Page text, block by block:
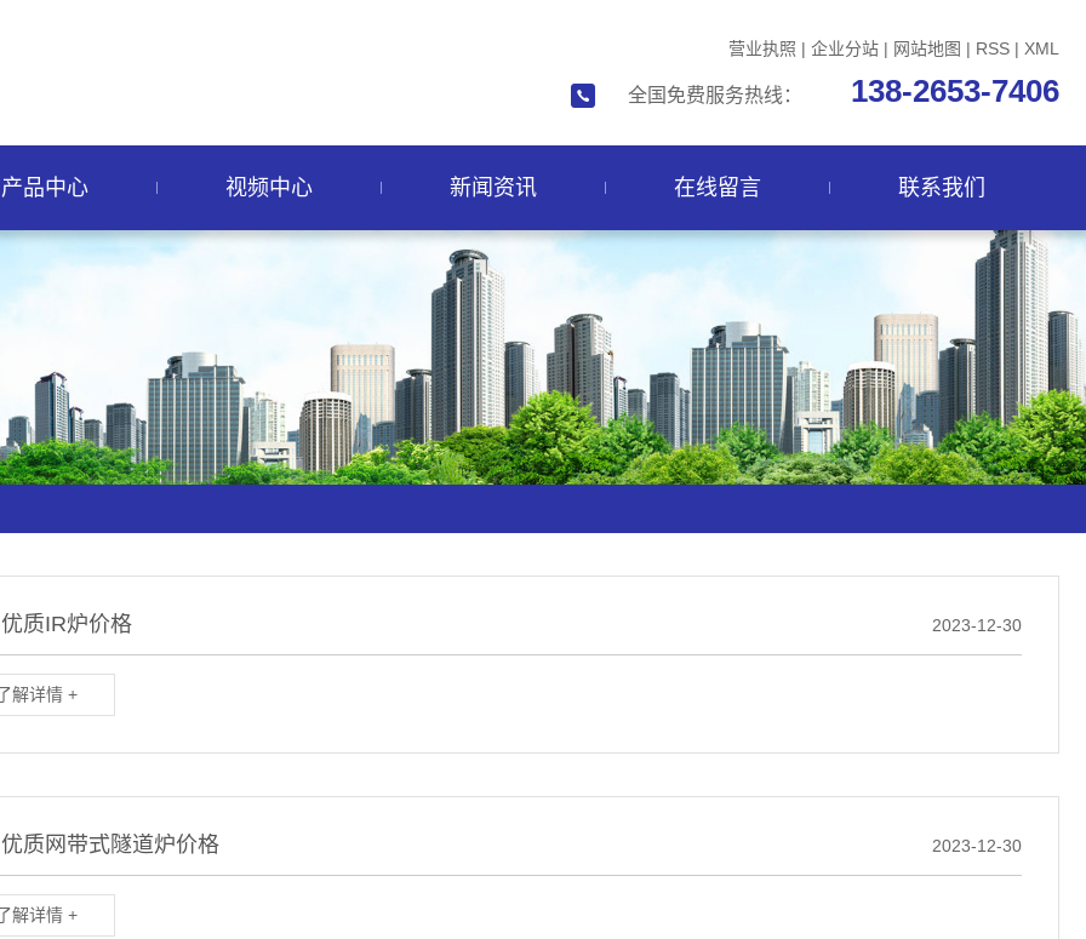
营业执照 | 企业分站 | 网站地图 | RSS | XML
全国免费服务热线： 138-2653-7406
产品中心 视频中心 新闻资讯 在线留言 联系我们
质IR炉价格 2023-12-30
解详情 +
质网带式隧道炉价格 2023-12-30
解详情 +